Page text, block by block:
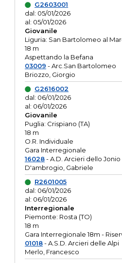
G2603001
dal: 05/01/2026
al: 05/01/2026
Giovanile
Liguria: San Bartolomeo al
18 m
Aspettando la Befana
03009 - Arc.San Bartolomeo
Briozzo, Giorgio
G2616002
dal: 06/01/2026
al: 06/01/2026
Giovanile
Puglia: Crispiano (TA)
18 m
O.R. Individuale
Gara Interregionale
16028- A.D. Arcieri dello Jonio
D'ambrogio, Gabriele
R2601005
dal: 06/01/2026
al: 06/01/2026
Interregionale
Piemonte: Rosta (TO)
18 m
Gara Interregionale 18m -
01018- A.S.D. Arcieri delle Alpi
Merlo, Francesco